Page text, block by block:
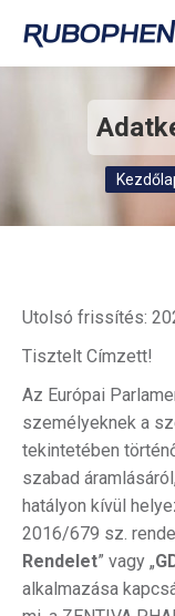
Itt vagy:
Utolsó frissítés:
Tisztelt Címzett!
Az Európai
személyeknek a
tekintetében
szabad
hatályon kívül
2016/679 sz.
Rendelet” vagy „
alkalmazása